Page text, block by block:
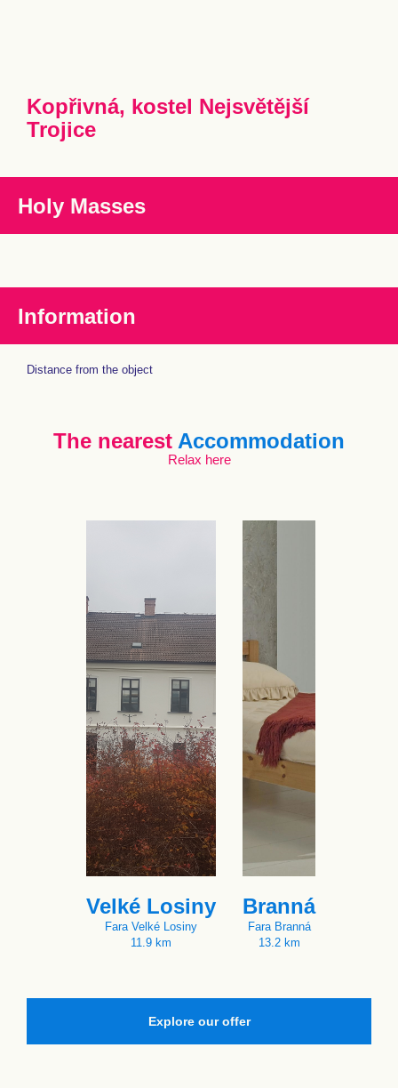
Kopřivná, kostel Nejsvětější
Trojice
Holy Masses
Information
Distance from the object
The nearest Accommodation
Relax here
Velké Losiny
Fara Velké Losiny
11.9 km
Branná
Fara Branná
13.2 km
Explore our offer